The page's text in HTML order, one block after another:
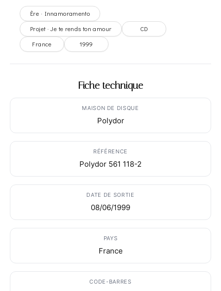
Ère · Innamoramento
Projet · Je te rends ton amour
CD
France
1999
Fiche technique
MAISON DE DISQUE
Polydor
RÉFÉRENCE
Polydor 561 118-2
DATE DE SORTIE
08/06/1999
PAYS
France
CODE-BARRES